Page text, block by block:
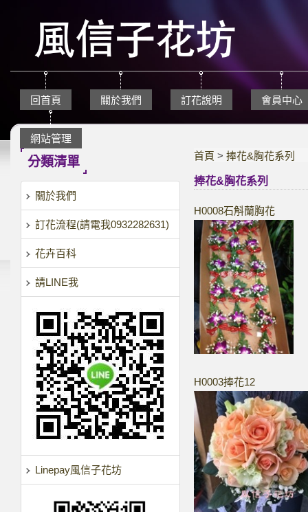
回首頁 關於我們 訂花說明 會員中心
網站管理
分類清單
關於我們
訂花流程(請電我0932282631)
花卉百科
請LINE我
Linepay風信子花坊
首頁 >捧花&胸花系列
捧花&胸花系列
H0008石斛蘭胸花
H0003捧花12